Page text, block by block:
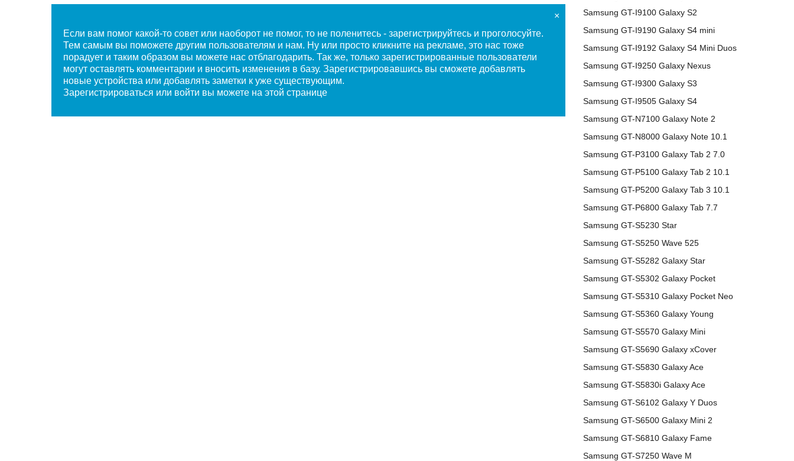
×
Если вам помог какой-то совет или наоборот не помог, то не поленитесь - зарегистрируйтесь и проголосуйте.
Тем самым вы поможете другим пользователям и нам. Ну или просто кликните на рекламе, это нас тоже
порадует и таким образом вы можете нас отблагодарить. Так же, только зарегистрированные пользователи
могут оставлять комментарии и вносить изменения в базу. Зарегистрировавшись вы сможете добавлять
новые устройства или добавлять заметки к уже существующим.
Зарегистрироваться или войти вы можете на этой странице
Samsung GT-I9100 Galaxy S2
Samsung GT-I9190 Galaxy S4 mini
Samsung GT-I9192 Galaxy S4 Mini Duos
Samsung GT-I9250 Galaxy Nexus
Samsung GT-I9300 Galaxy S3
Samsung GT-I9505 Galaxy S4
Samsung GT-N7100 Galaxy Note 2
Samsung GT-N8000 Galaxy Note 10.1
Samsung GT-P3100 Galaxy Tab 2 7.0
Samsung GT-P5100 Galaxy Tab 2 10.1
Samsung GT-P5200 Galaxy Tab 3 10.1
Samsung GT-P6800 Galaxy Tab 7.7
Samsung GT-S5230 Star
Samsung GT-S5250 Wave 525
Samsung GT-S5282 Galaxy Star
Samsung GT-S5302 Galaxy Pocket
Samsung GT-S5310 Galaxy Pocket Neo
Samsung GT-S5360 Galaxy Young
Samsung GT-S5570 Galaxy Mini
Samsung GT-S5690 Galaxy xCover
Samsung GT-S5830 Galaxy Ace
Samsung GT-S5830i Galaxy Ace
Samsung GT-S6102 Galaxy Y Duos
Samsung GT-S6500 Galaxy Mini 2
Samsung GT-S6810 Galaxy Fame
Samsung GT-S7250 Wave M